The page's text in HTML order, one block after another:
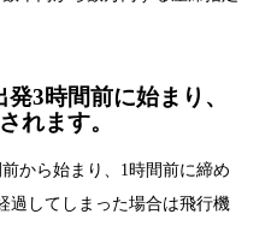
3時間前に始まり、
れます。
から始まり、1時間前に締め
過してしまった場合は飛行機